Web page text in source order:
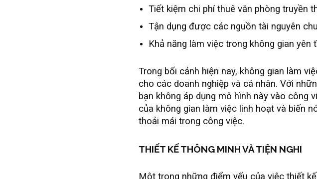
Tiết kiệm chi phí thuê văn phòng truyền
Tận dụng được các nguồn tài nguyên
Khả năng làm việc trong không gian yên
Trong bối cảnh hiện nay, không gian làm
cho các doanh nghiệp và cá nhân. Với
bạn không áp dụng mô hình này vào công
của không gian làm việc linh hoạt và biến
thoải mái trong công việc.
THIẾT KẾ THÔNG MINH VÀ TIỆN NGHI
Một trong những điểm yếu của việc thiết